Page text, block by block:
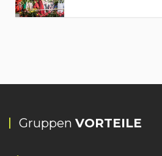
Gruppen VORTEILE